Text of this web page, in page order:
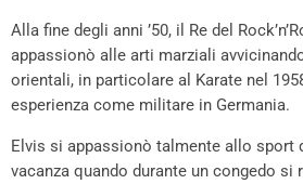
Alla fine degli anni ’50, il Re del
appassionò alle arti marziali
orientali, in particolare al Karate nel
esperienza come militare in Germania.
Elvis si appassionò talmente allo sport
vacanza quando durante un congedo si